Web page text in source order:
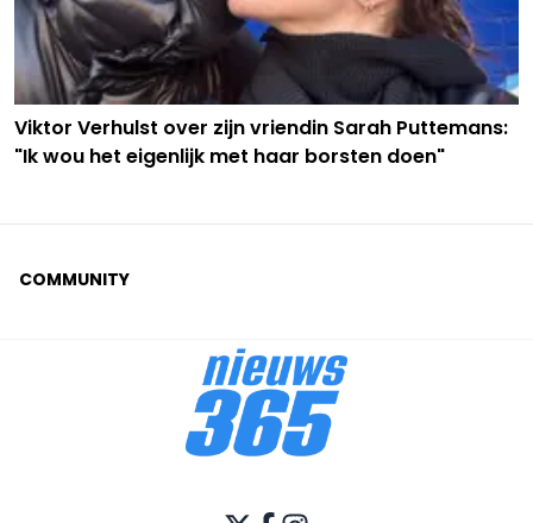
Viktor Verhulst over zijn vriendin Sarah Puttemans:
"Ik wou het eigenlijk met haar borsten doen"
COMMUNITY